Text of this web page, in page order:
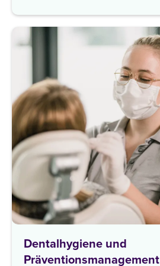
Dentalhygiene und
Präventionsmanagement